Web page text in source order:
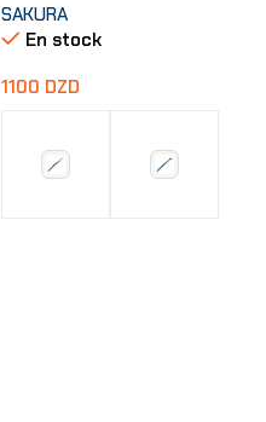
SAKURA
En stock
1100 DZD